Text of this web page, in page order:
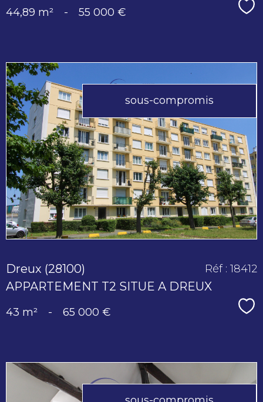
44,89 m² - 55 000 €
sous-compromis
voir le
bien
Dreux (28100)
APPARTEMENT T2 SITUE A DREUX
Réf : 18412
43 m² - 65 000 €